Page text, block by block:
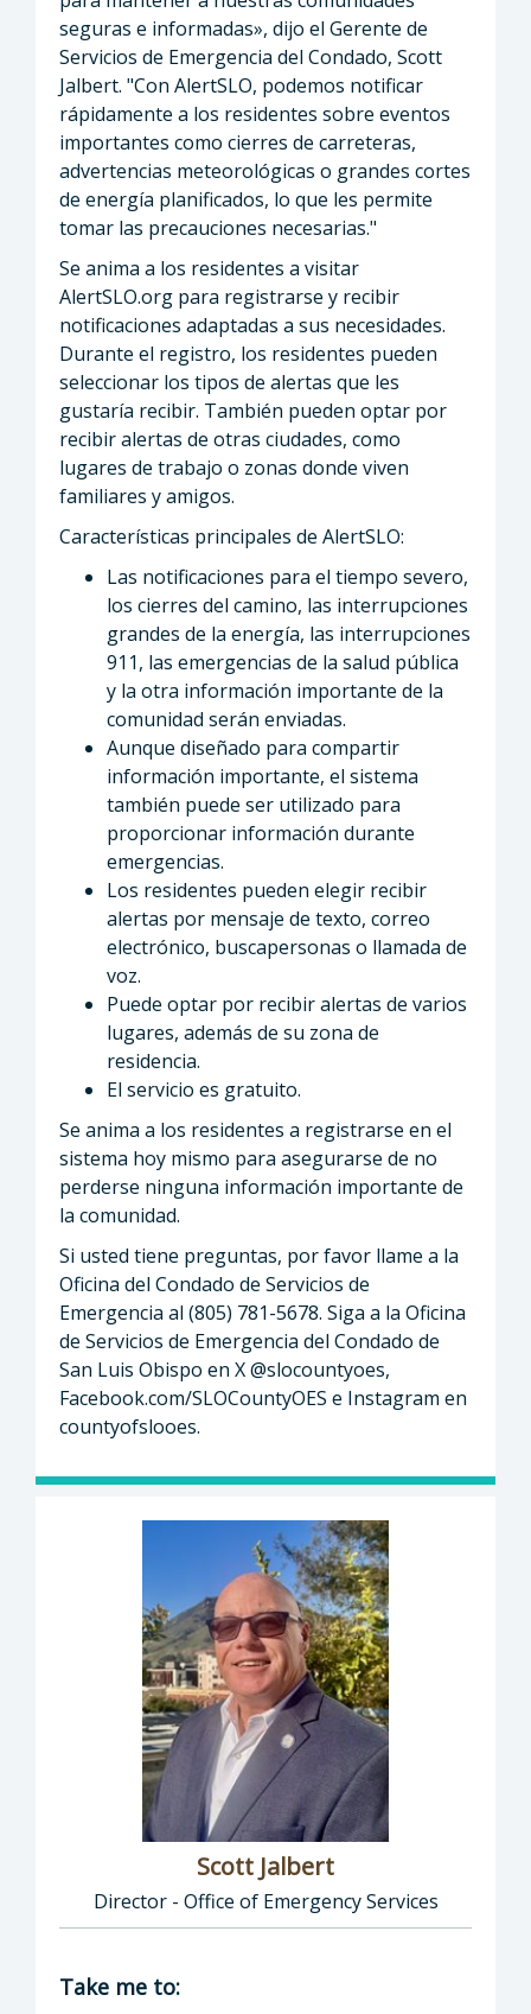
seguras e informadas», dijo el Gerente de
Servicios de Emergencia del Condado, Scott
Jalbert. "Con AlertSLO, podemos notificar
rápidamente a los residentes sobre eventos
importantes como cierres de carreteras,
advertencias meteorológicas o grandes cortes
de energía planificados, lo que les permite
tomar las precauciones necesarias."
Se anima a los residentes a visitar
AlertSLO.org para registrarse y recibir
notificaciones adaptadas a sus necesidades.
Durante el registro, los residentes pueden
seleccionar los tipos de alertas que les
gustaría recibir. También pueden optar por
recibir alertas de otras ciudades, como
lugares de trabajo o zonas donde viven
familiares y amigos.
Características principales de AlertSLO:
Las notificaciones para el tiempo severo,
los cierres del camino, las interrupciones
grandes de la energía, las interrupciones
911, las emergencias de la salud pública
y la otra información importante de la
comunidad serán enviadas.
Aunque diseñado para compartir
información importante, el sistema
también puede ser utilizado para
proporcionar información durante
emergencias.
Los residentes pueden elegir recibir
alertas por mensaje de texto, correo
electrónico, buscapersonas o llamada de
voz.
Puede optar por recibir alertas de varios
lugares, además de su zona de
residencia.
El servicio es gratuito.
Se anima a los residentes a registrarse en el
sistema hoy mismo para asegurarse de no
perderse ninguna información importante de
la comunidad.
Si usted tiene preguntas, por favor llame a la
Oficina del Condado de Servicios de
Emergencia al (805) 781-5678. Siga a la Oficina
de Servicios de Emergencia del Condado de
San Luis Obispo en X @slocountyoes,
Facebook.com/SLOCountyOES e Instagram en
countyofslooes.
Scott Jalbert
Director - Office of Emergency Services
Director of Office of Emergency Services:
Take me to: